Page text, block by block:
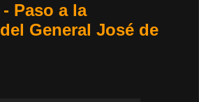
Paso a la
General José de